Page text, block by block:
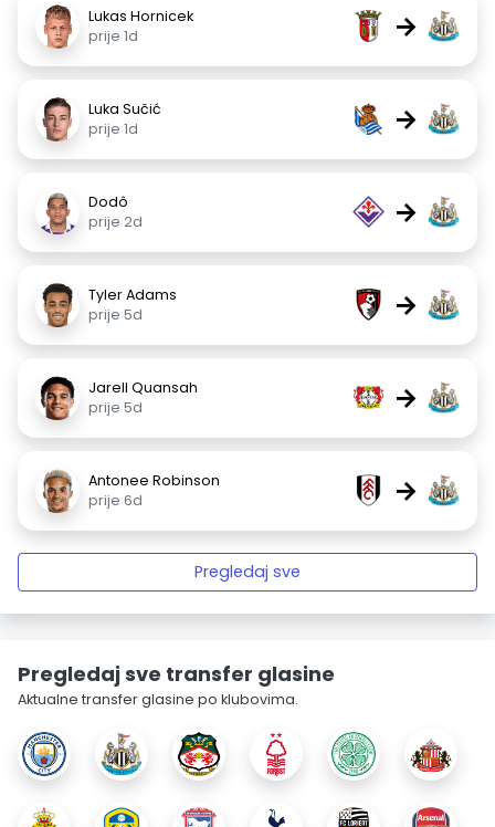
Lukas Hornicek
prije 1d
→
Luka Sučić
prije 1d
→
Dodô
prije 2d
→
Tyler Adams
prije 5d
→
Jarell Quansah
prije 5d
→
Antonee Robinson
prije 6d
→
Pregledaj sve
Pregledaj sve transfer glasine
Aktualne transfer glasine po klubovima.